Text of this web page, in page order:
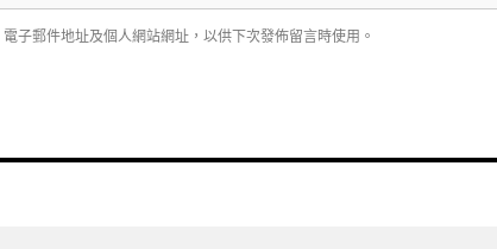
子郵件地址及個人網站網址，以供下次發佈留言時使用。